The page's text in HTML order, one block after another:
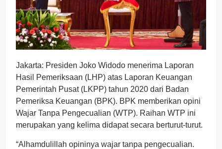
Jakarta: Presiden Joko Widodo menerima Laporan
Hasil Pemeriksaan (LHP) atas Laporan Keuangan
Pemerintah Pusat (LKPP) tahun 2020 dari Badan
Pemeriksa Keuangan (BPK). BPK memberikan opini
Wajar Tanpa Pengecualian (WTP). Raihan WTP ini
merupakan yang kelima didapat secara berturut-turut.
“Alhamdulillah opininya wajar tanpa pengecualian.